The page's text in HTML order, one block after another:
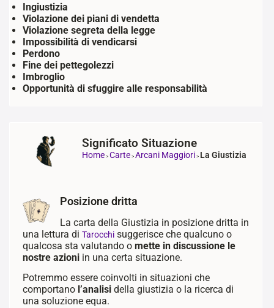
Ingiustizia
Violazione dei piani di vendetta
Violazione segreta della legge
Impossibilità di vendicarsi
Perdono
Fine dei pettegolezzi
Imbroglio
Opportunità di sfuggire alle responsabilità
Significato Situazione
Home> Carte> Arcani Maggiori > La Giustizia
Posizione dritta
La carta della Giustizia in posizione dritta in
una lettura di Tarocchisuggerisce che qualcuno o
qualcosa sta valutando omette in discussione le
nostre azioniin una certa situazione.
Potremmo essere coinvolti in situazioni che
comportano l’analisidella giustizia o la ricerca di
una soluzione equa.